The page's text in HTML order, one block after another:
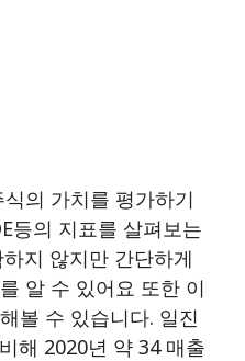
의 가치를 평가하기
등의 지표를 살펴보는
지 않지만 간단하게
알 수 있어요 또한 이
볼 수 있습니다. 일진
해 2020년 약 34 매출